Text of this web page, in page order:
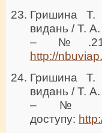
Гришина Т.
видань / Т. А.
– №.21.
http://
Гришина Т.
видань / Т. А.
– №
доступу: